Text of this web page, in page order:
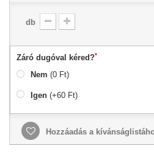
db
Záró dugóval kéred?*
Nem (0 Ft)
Igen (+60 Ft)
Hozzáadás a